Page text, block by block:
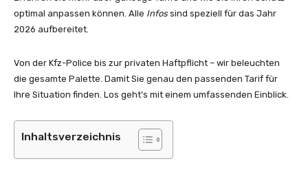
optimal anpassen können. Alle Infos sind speziell für das Jahr
2026 aufbereitet.
Von der Kfz-Police bis zur privaten Haftpflicht – wir beleuchten
die gesamte Palette. Damit Sie genau den passenden Tarif für
Ihre Situation finden. Los geht’s mit einem umfassenden Einblick.
Inhaltsverzeichnis